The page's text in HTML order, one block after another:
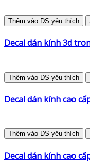
Thêm vào DS yêu thích
Decal dán kính 3d
Thêm vào DS yêu thích
Decal dán kính cao
Thêm vào DS yêu thích
Decal dán kính cao